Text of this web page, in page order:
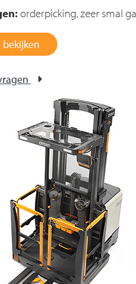
orderpicking, zeer smal
bekijken